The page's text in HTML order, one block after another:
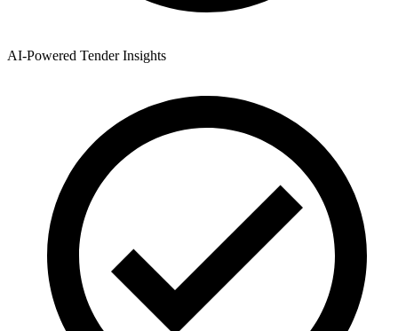
AI-Powered Tender Insights